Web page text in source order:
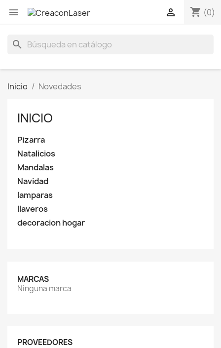
 shopping_cart (0)

search
Inicio Novedades
INICIO
Pizarra
Natalicios
Mandalas
Navidad
lamparas
llaveros
decoracion hogar
MARCAS
Ninguna marca
PROVEEDORES